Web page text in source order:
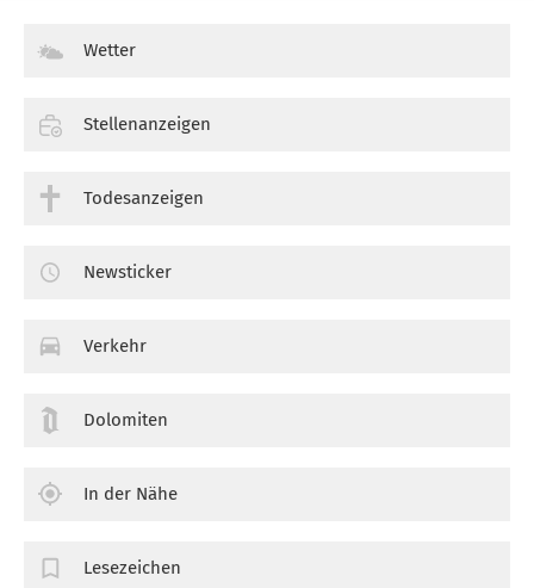
Wetter
Stellenanzeigen
Todesanzeigen
Newsticker
Verkehr
Dolomiten
In der Nähe
Lesezeichen